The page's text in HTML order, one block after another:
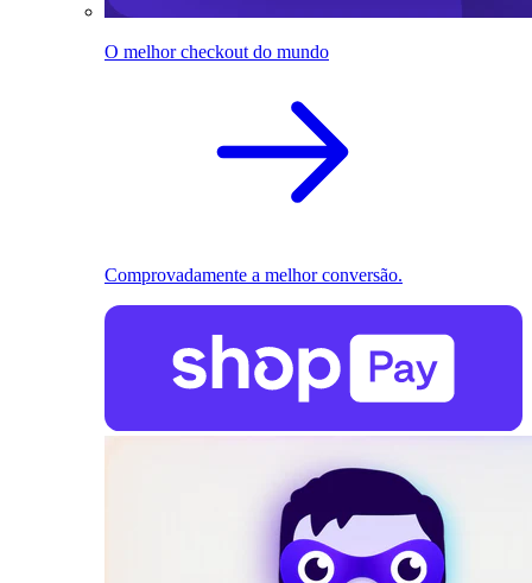
O melhor checkout do mundo
Comprovadamente a melhor conversão.